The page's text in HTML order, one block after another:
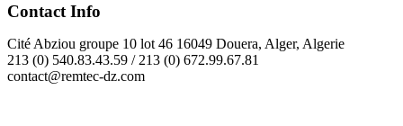
Contact Info
Cité Abziou groupe 10 lot 46 16049 Douera, Alger, Algerie
213 (0) 540.83.43.59 / 213 (0) 672.99.67.81
contact@remtec-dz.com